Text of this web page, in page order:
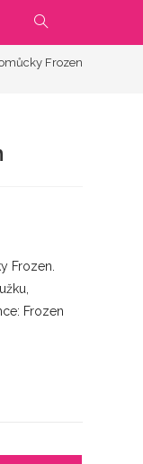
PŘEPNOUT
VYHLEDÁVÁNÍ
Frozen
Frozen.
Frozen